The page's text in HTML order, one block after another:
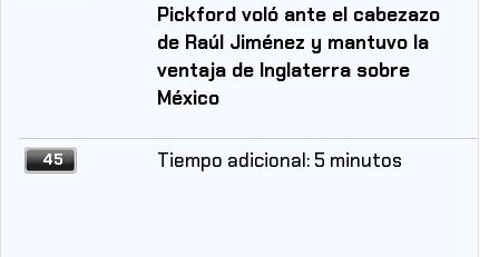
Pickford voló ante el cabezazo
de Raúl Jiménez y mantuvo la
ventaja de Inglaterra sobre
México
45 Tiempo adicional: 5 minutos